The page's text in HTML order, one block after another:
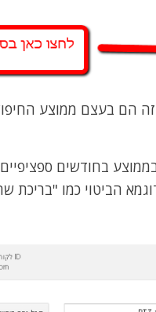
הם בעצם ממוצע
בחודשים ספציפיים
הביטוי כמו "בריכת